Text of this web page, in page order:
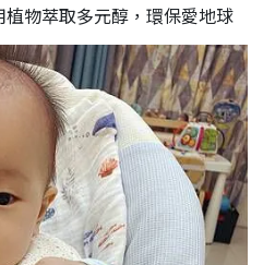
物萃取多元醇，環保愛地球